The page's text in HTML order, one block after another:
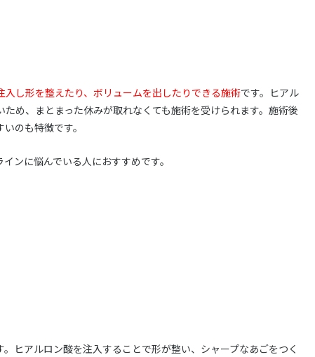
入し形を整えたり、ボリュームを出したりできる施術です。ヒアル
め、まとまった休みが取れなくても施術を受けられます。施術後
のも特徴です。
ンに悩んでいる人におすすめです。
ヒアルロン酸を注入することで形が整い、シャープなあごをつく